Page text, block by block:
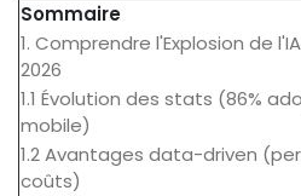
Sommaire
1. Comprendre l'Explosion de
2026
1.1 Évolution des stats (86%
mobile)
1.2 Avantages data-driven
coûts)